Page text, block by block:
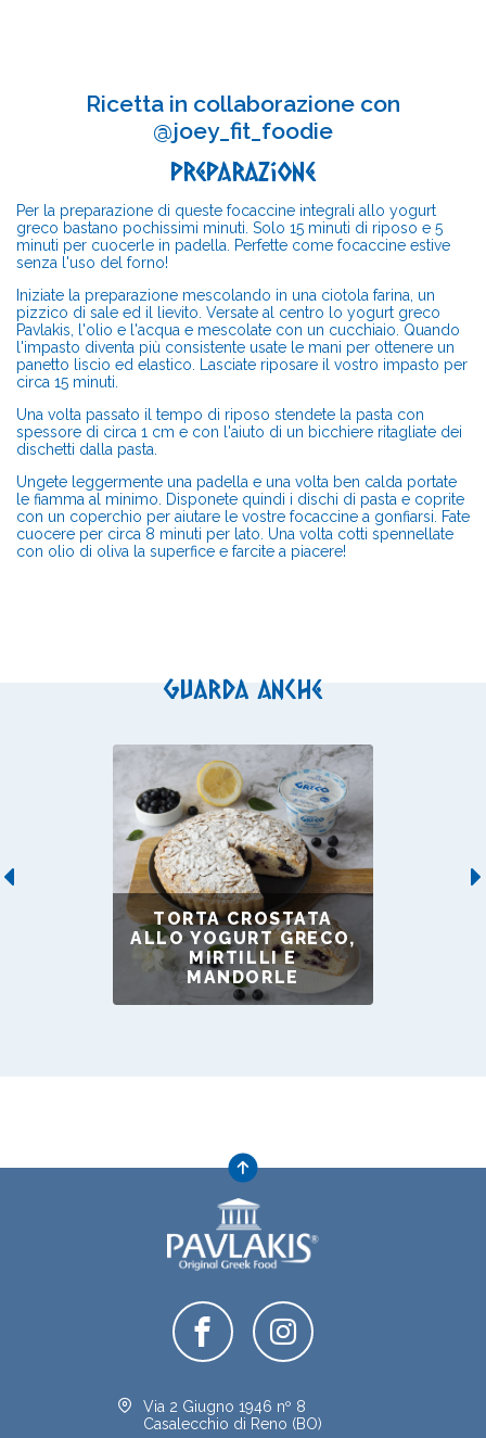
Ricetta in collaborazione con
@joey_fit_foodie
Preparazione
Per la preparazione di queste focaccine integrali allo yogurt
greco bastano pochissimi minuti. Solo 15 minuti di riposo e 5
minuti per cuocerle in padella. Perfette come focaccine estive
senza l'uso del forno!
Iniziate la preparazione mescolando in una ciotola farina, un
pizzico di sale ed il lievito. Versate al centro lo yogurt greco
Pavlakis, l'olio e l'acqua e mescolate con un cucchiaio. Quando
l'impasto diventa più consistente usate le mani per ottenere un
panetto liscio ed elastico. Lasciate riposare il vostro impasto per
circa 15 minuti.
Una volta passato il tempo di riposo stendete la pasta con
spessore di circa 1 cm e con l'aiuto di un bicchiere ritagliate dei
dischetti dalla pasta.
Ungete leggermente una padella e una volta ben calda portate
le fiamma al minimo. Disponete quindi i dischi di pasta e coprite
con un coperchio per aiutare le vostre focaccine a gonfiarsi. Fate
cuocere per circa 8 minuti per lato. Una volta cotti spennellate
con olio di oliva la superfice e farcite a piacere!
Guarda anche
Previous
TORTA CROSTATA
ALLO YOGURT GRECO,
MIRTILLI E
MANDORLE
Via 2 Giugno 1946 nº 8
Casalecchio di Reno (BO)